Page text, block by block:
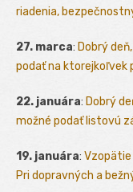
riadenia,
27. marca: Dobrý
podať na ktorejkoľvek
22. januára: Dobrý
možné podať listovú
19. januára: Vzopätie
Pri dopravných a